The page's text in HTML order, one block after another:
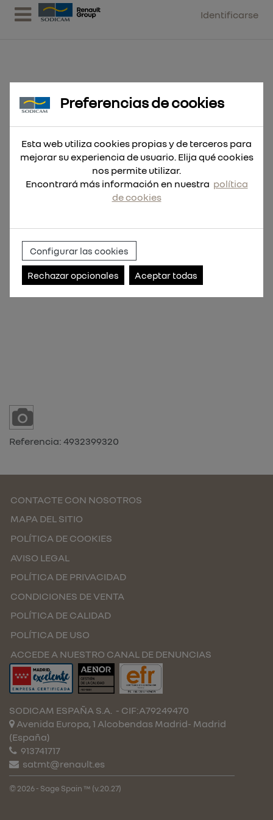
Identificarse
Broca SDS-Plus M2 5.5x410
Referencia: 4932399320
CONTACTE CON NOSOTROS
MAPA DEL SITIO
POLÍTICA DE COOKIES
AVISO LEGAL
POLÍTICA DE PRIVACIDAD
CONDICIONES DE VENTA
POLÍTICA DE CALIDAD
POLÍTICA DE USO
ACCEDE A NUESTRO CANAL DE DENUNCIAS
SODICAM ESPAÑA S.A. - CIF:A79249470
Avenida Europa, 1 Alcobendas Madrid- Madrid
(España)
913741717
satmt@renault.es
© 2026 - Sage Spain ™ (v.20.27)
Preferencias de cookies
Esta web utiliza cookies propias y de terceros para
mejorar su experiencia de usuario. Elija qué cookies
nos permite utilizar.
Encontrará más información en nuestra política
de cookies
Configurar las cookies
Rechazar opcionales Aceptar todas